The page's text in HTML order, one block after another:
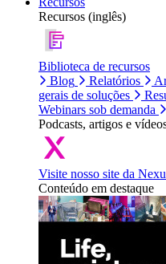
Recursos (inglês)
Biblioteca de recursos
Blog
Relatórios
gerais de soluções
Webinars sob demanda
Podcasts, artigos e
Visite nosso site da
Conteúdo em destaque